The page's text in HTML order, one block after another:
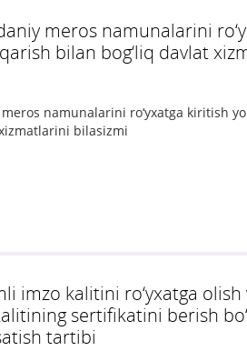
meros namunalarini
bilan bog‘liq davlat
namunalarini ro‘yxatga kiritish
bilasizmi
imzo kalitini ro‘yxatga
sertifikatini berish
tartibi